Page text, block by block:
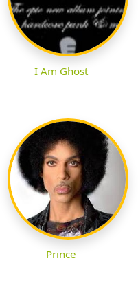
I Am Ghost
Prince